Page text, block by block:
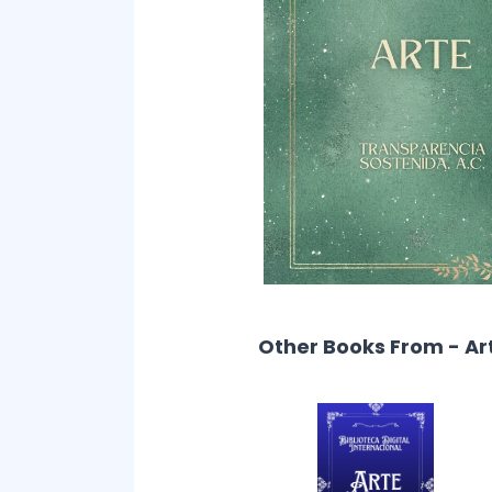
Other Books From -